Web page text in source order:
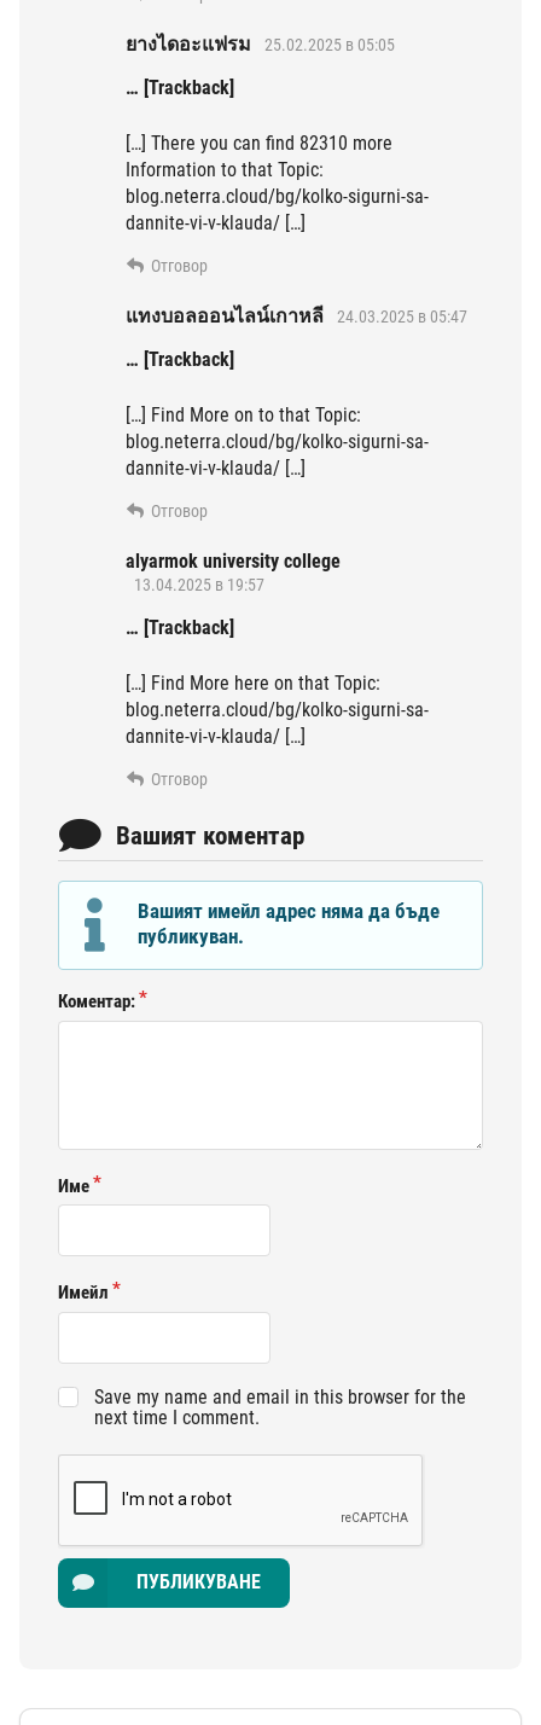
ยางไดอะแฟรม 25.02.2025 в 05:05
… [Trackback]
[…] There you can find 82310 more
Information to that Topic:
blog.neterra.cloud/bg/kolko-sigurni-sa-
dannite-vi-v-klauda/ […]
Отговор
แทงบอลออนไลน์เกาหลี 24.03.2025 в 05:47
… [Trackback]
[…] Find More on to that Topic:
blog.neterra.cloud/bg/kolko-sigurni-sa-
dannite-vi-v-klauda/ […]
Отговор
alyarmok university college
13.04.2025 в 19:57
… [Trackback]
[…] Find More here on that Topic:
blog.neterra.cloud/bg/kolko-sigurni-sa-
dannite-vi-v-klauda/ […]
Отговор
Вашият коментар
Вашият имейл адрес няма да бъде
публикуван.
Коментар:
Име
Имейл
Save my name and email in this browser for the
next time I comment.
ПУБЛИКУВАНЕ